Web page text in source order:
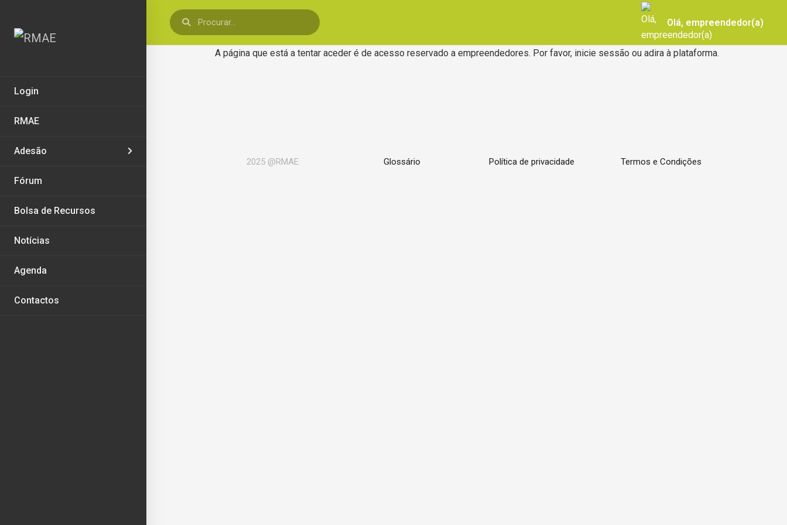
Login
RMAE
Adesão
Fórum
Bolsa de Recursos
Notícias
Agenda
Contactos
Olá, empreendedor(a)
A página que está a tentar aceder é de acesso reservado a empreendedores. Por favor, inicie sessão ou adira à plataforma.
2025 @RMAE Glossário Política de privacidade Termos e Condições